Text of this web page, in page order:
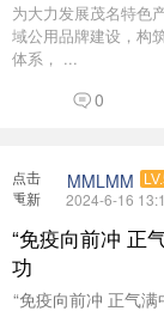
为大力发展茂名特色
域公用品牌建设，构
体系， ...
0
点击
重新
MMLMM
2024-6-16
“免疫向前冲 正
功
“免疫向前冲 正气